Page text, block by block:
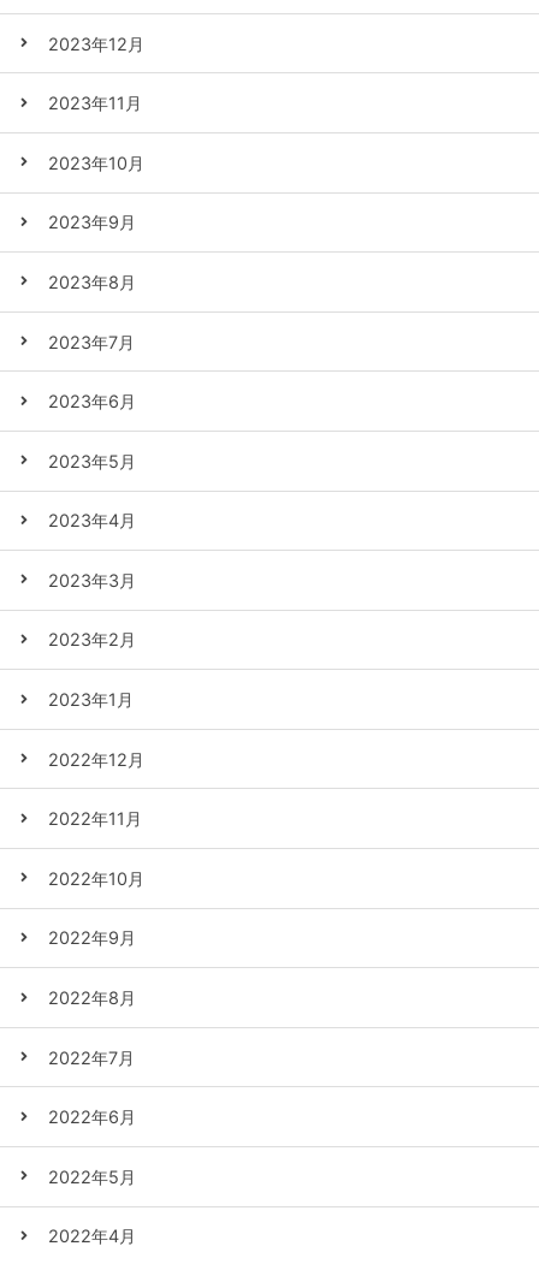
2023年12月
2023年11月
2023年10月
2023年9月
2023年8月
2023年7月
2023年6月
2023年5月
2023年4月
2023年3月
2023年2月
2023年1月
2022年12月
2022年11月
2022年10月
2022年9月
2022年8月
2022年7月
2022年6月
2022年5月
2022年4月